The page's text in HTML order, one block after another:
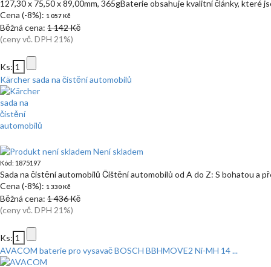
127,30 x 75,50 x 89,00mm, 365gBaterie obsahuje kvalitní články, které
Cena (-8%): 1 057 Kč
Běžná cena: 1 142 Kč
(ceny vč. DPH 21%)
Ks:
Kärcher sada na čistění automobilů
Není skladem
Kód: 1875197
Sada na čistění automobilů Čištění automobilů od A do Z: S bohatou a
Cena (-8%): 1 330 Kč
Běžná cena: 1 436 Kč
(ceny vč. DPH 21%)
Ks:
AVACOM baterie pro vysavač BOSCH BBHMOVE2 Ni-MH 14 ...